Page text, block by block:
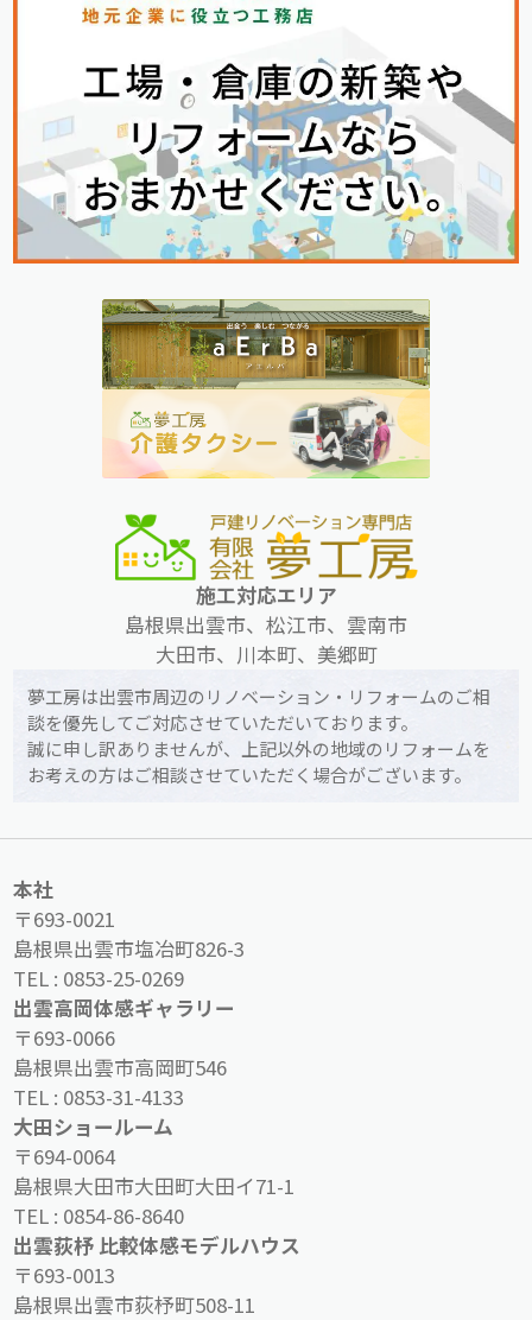
施工対応エリア
島根県出雲市、松江市、雲南市
大田市、川本町、美郷町
夢工房は出雲市周辺のリノベーション・リフォームのご相
談を優先してご対応させていただいております。
誠に申し訳ありませんが、上記以外の地域のリフォームを
お考えの方はご相談させていただく場合がございます。
本社
〒693-0021
島根県出雲市塩冶町826-3
TEL : 0853-25-0269
出雲高岡体感ギャラリー
〒693-0066
島根県出雲市高岡町546
TEL : 0853-31-4133
大田ショールーム
〒694-0064
島根県大田市大田町大田イ71-1
TEL : 0854-86-8640
出雲荻杼 比較体感モデルハウス
〒693-0013
島根県出雲市荻杼町508-11